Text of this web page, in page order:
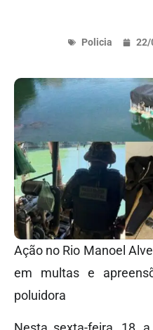
Policia 22/
Ação no Rio Manoel
em multas e
poluidora